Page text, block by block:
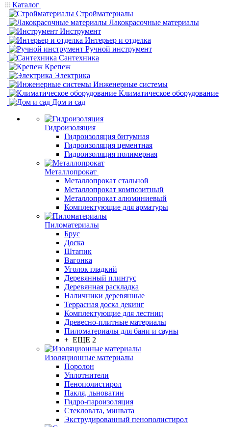
Каталог
Стройматериалы
Лакокрасочные материалы
Инструмент
Интерьер и отделка
Ручной инструмент
Сантехника
Крепеж
Электрика
Инженерные системы
Климатическое оборудование
Дом и сад
Гидроизоляция
Гидроизоляция битумная
Гидроизоляция цементная
Гидроизоляция полимерная
Металлопрокат
Металлопрокат стальной
Металлопрокат композитный
Металлопрокат алюминиевый
Комплектующие для арматуры
Пиломатериалы
Брус
Доска
Штапик
Вагонка
Уголок гладкий
Деревянный плинтус
Деревянная раскладка
Наличники деревянные
Террасная доска декинг
Комплектующие для лестниц
Древесно-плитные материалы
Пиломатериалы для бани и сауны
+ ЕЩЕ 2
Изоляционные материалы
Поролон
Уплотнители
Пенополистирол
Пакля, льноватин
Гидро-пароизоляция
Стекловата, минвата
Экструдированный пенополистирол